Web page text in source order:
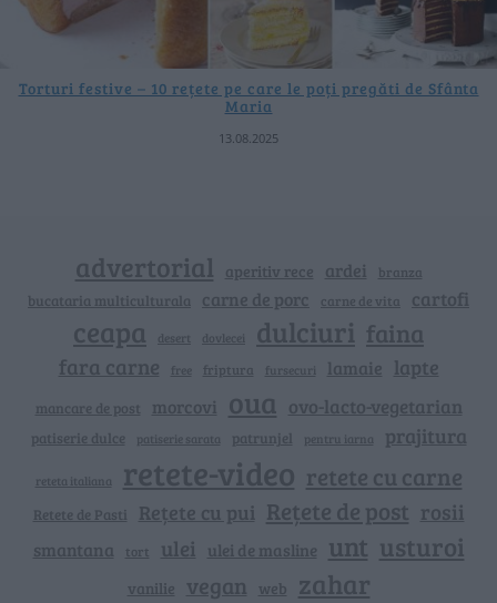
Torturi festive – 10 rețete pe care le poți pregăti de Sfânta
Maria
13.08.2025
advertorial aperitiv rece ardei branza
bucataria multiculturala carne de porc carne de vita cartofi
ceapa desert dovlecei dulciuri faina
fara carne free friptura fursecuri lamaie lapte
mancare de post morcovi oua ovo-lacto-vegetarian
patiserie dulce patiserie sarata patrunjel pentru iarna prajitura
reteta italiana retete-video retete cu carne
Retete de Pasti Rețete cu pui Rețete de post rosii
smantana tort ulei ulei de masline unt usturoi
vanilie vegan web zahar